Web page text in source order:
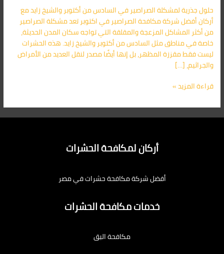
حلول جذرية لمشكلة الصراصير في السادس من أكتوبر والشيخ زايد مع
أركان أفضل شركة مكافحة الصراصير في اكتوبر تعد مشكلة الصراصير
من أكثر المشاكل المزعجة والمقلقة التي تواجه سكان المدن الحديثة،
خاصة في مناطق مثل السادس من أكتوبر والشيخ زايد. هذه الحشرات
ليست فقط مقززة المظهر، بل إنها أيضًا مصدر لنقل العديد من الأمراض
والجراثيم، […]
قراءة المزيد »
أركان لمكافحة الحشرات
أفضل شركة مكافحة حشرات في مصر
خدمات مكافحة الحشرات
مكافحة البق